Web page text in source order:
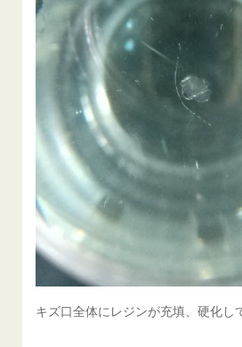
キズ口全体にレジンが充填、硬化し